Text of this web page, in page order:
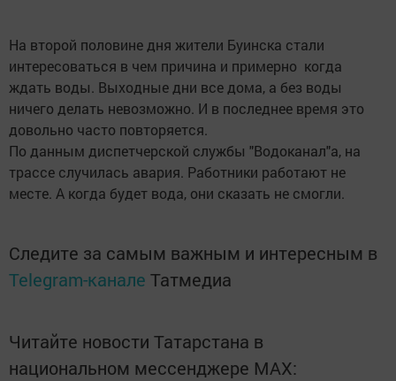
На второй половине дня жители Буинска стали
интересоваться в чем причина и примерно когда
ждать воды. Выходные дни все дома, а без воды
ничего делать невозможно. И в последнее время это
довольно часто повторяется.
По данным диспетчерской службы "Водоканал"а, на
трассе случилась авария. Работники работают не
месте. А когда будет вода, они сказать не смогли.
Следите за самым важным и интересным в
Telegram-канале Татмедиа
Читайте новости Татарстана в
национальном мессенджере MАХ: